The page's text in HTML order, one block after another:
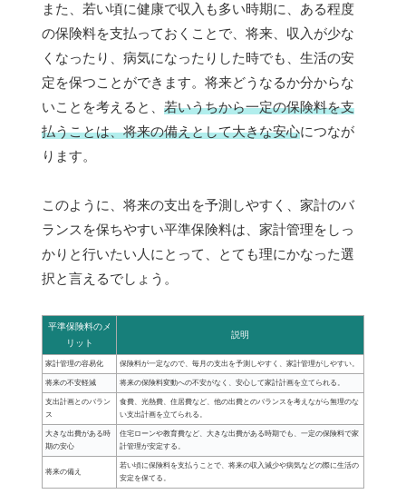
また、若い頃に健康で収入も多い時期に、ある程度
の保険料を支払っておくことで、将来、収入が少な
くなったり、病気になったりした時でも、生活の安
定を保つことができます。将来どうなるか分からな
いことを考えると、 若いうちから一定の保険料を支
払うことは、将来の備えとして大きな安心につなが
ります。
このように、将来の支出を予測しやすく、家計のバ
ランスを保ちやすい平準保険料は、家計管理をしっ
かりと行いたい人にとって、とても理にかなった選
択と言えるでしょう。
平準保険料のメ
リット
説明
家計管理の容易化 保険料が一定なので、毎月の支出を予測しやすく、家計管理がしやすい。
将来の不安軽減 将来の保険料変動への不安がなく、安心して家計計画を立てられる。
支出計画とのバラン
ス
食費、光熱費、住居費など、他の出費とのバランスを考えながら無理のな
い支出計画を立てられる。
大きな出費がある時
期の安心
住宅ローンや教育費など、大きな出費がある時期でも、一定の保険料で家
計管理が安定する。
将来の備え
若い頃に保険料を支払うことで、将来の収入減少や病気などの際に生活の
安定を保てる。